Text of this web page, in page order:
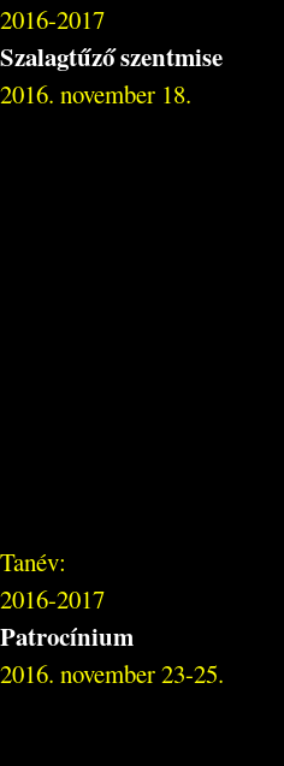
2016-2017
Szalagtűző szentmise
2016. november 18.
Tanév:
2016-2017
Patrocínium
2016. november 23-25.